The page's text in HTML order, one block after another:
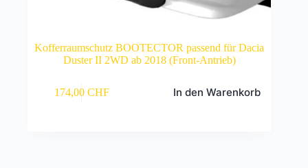
Kofferraumschutz BOOTECTOR passend für Dacia
Duster II 2WD ab 2018 (Front-Antrieb)
174,00 CHF In den Warenkorb